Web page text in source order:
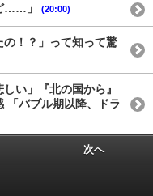
……」 (20:00)
の！？」って知って驚
い」『北の国から』
「バブル期以降、ドラ
次へ